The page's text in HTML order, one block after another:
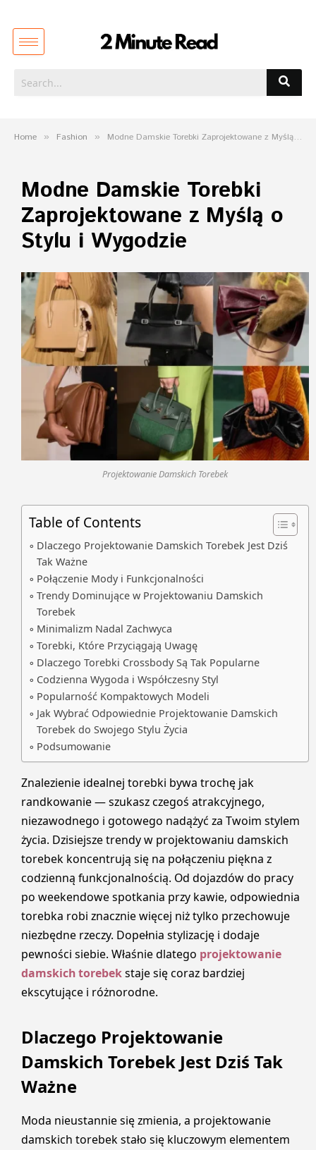
Home » Fashion » Modne Damskie Torebki Zaprojektowane z Myślą o Stylu i Wygodzie
Modne Damskie Torebki
Zaprojektowane z Myślą o
Stylu i Wygodzie
Projektowanie Damskich Torebek
Table of Contents
Dlaczego Projektowanie Damskich Torebek Jest Dziś
Tak Ważne
Połączenie Mody i Funkcjonalności
Trendy Dominujące w Projektowaniu Damskich
Torebek
Minimalizm Nadal Zachwyca
Torebki, Które Przyciągają Uwagę
Dlaczego Torebki Crossbody Są Tak Popularne
Codzienna Wygoda i Współczesny Styl
Popularność Kompaktowych Modeli
Jak Wybrać Odpowiednie Projektowanie Damskich
Torebek do Swojego Stylu Życia
Podsumowanie
Znalezienie idealnej torebki bywa trochę jak
randkowanie — szukasz czegoś atrakcyjnego,
niezawodnego i gotowego nadążyć za Twoim stylem
życia. Dzisiejsze trendy w projektowaniu damskich
torebek koncentrują się na połączeniu piękna z
codzienną funkcjonalnością. Od dojazdów do pracy
po weekendowe spotkania przy kawie, odpowiednia
torebka robi znacznie więcej niż tylko przechowuje
niezbędne rzeczy. Dopełnia stylizację i dodaje
pewności siebie. Właśnie dlatego projektowanie
damskich torebekstaje się coraz bardziej
ekscytujące i różnorodne.
Dlaczego Projektowanie
Damskich Torebek Jest Dziś Tak
Ważne
Moda nieustannie się zmienia, a projektowanie
damskich torebek stało się kluczowym elementem